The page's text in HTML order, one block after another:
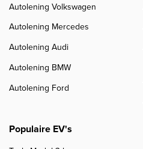
Autolening Volkswagen
Autolening Mercedes
Autolening Audi
Autolening BMW
Autolening Ford
Populaire EV's